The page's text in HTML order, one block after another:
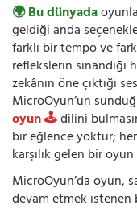
🌍 Bu dünyada
geldiği anda
farklı bir tempo ve
reflekslerin sınandığı
zekânın öne çıktığı
MicroOyun’un
oyun 🕹️dilini
bir eğlence yoktur;
karşılık gelen bir
MicroOyun’da oyun,
devam etmek istenen